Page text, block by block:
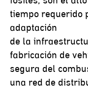
tiempo requerido
adaptación
de la
fabricación de
segura del
una red de